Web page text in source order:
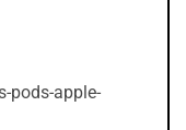
pods-apple-